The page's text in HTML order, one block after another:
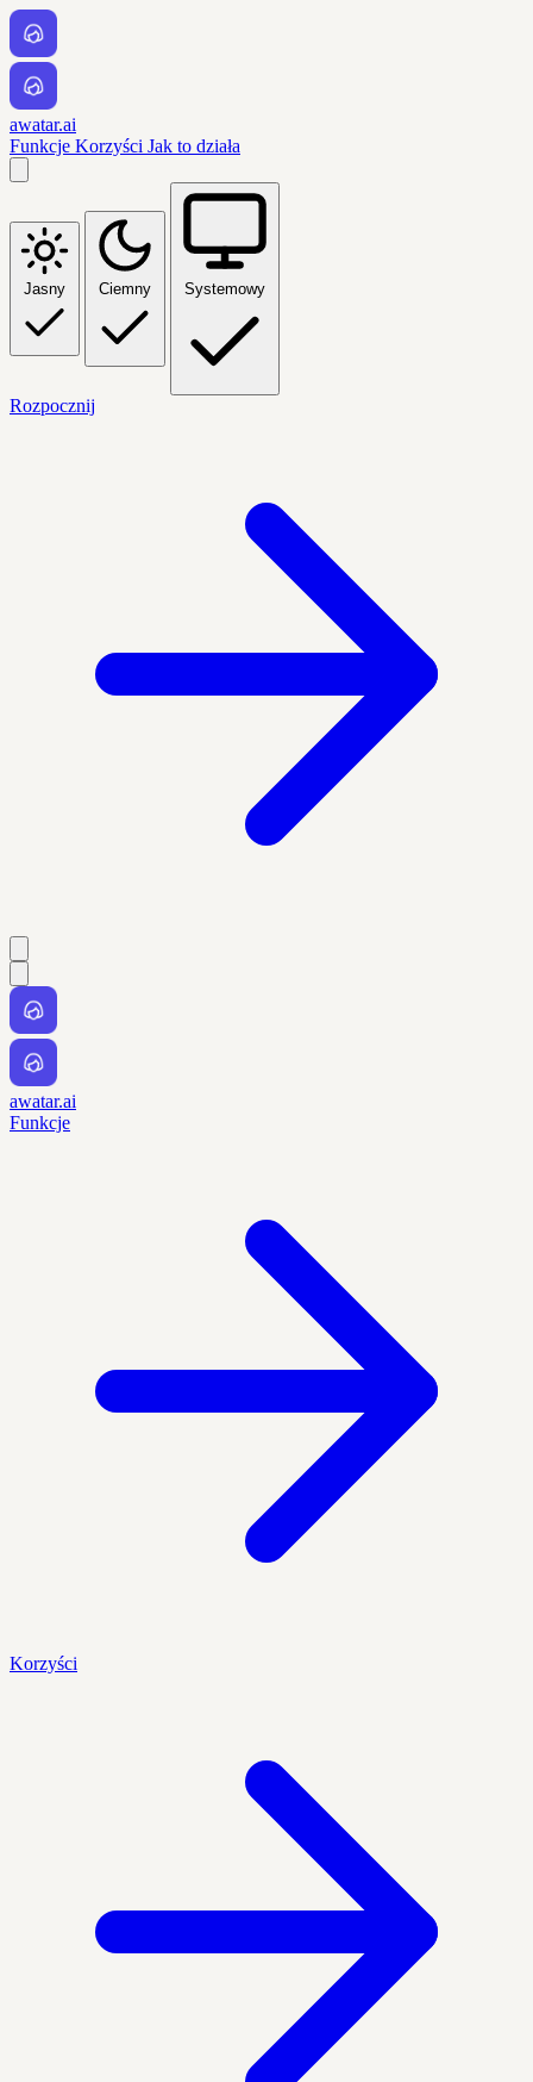
awatar.ai
Funkcje Korzyści Jak to działa
Jasny Ciemny Systemowy
Rozpocznij
awatar.ai
Funkcje
Korzyści